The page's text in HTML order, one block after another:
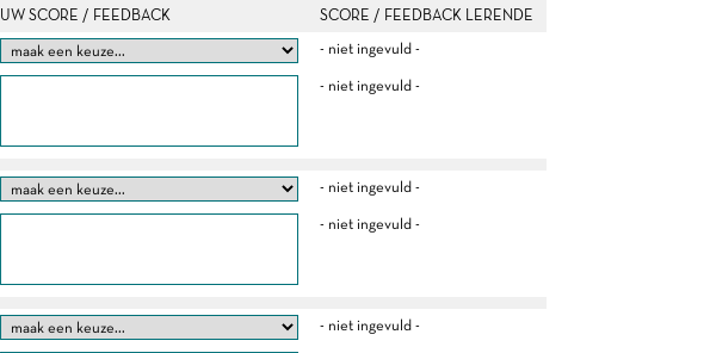
UW SCORE / FEEDBACK
SCORE / FEEDBACK LERENDE
- niet ingevuld -
- niet ingevuld -
- niet ingevuld -
- niet ingevuld -
- niet ingevuld -